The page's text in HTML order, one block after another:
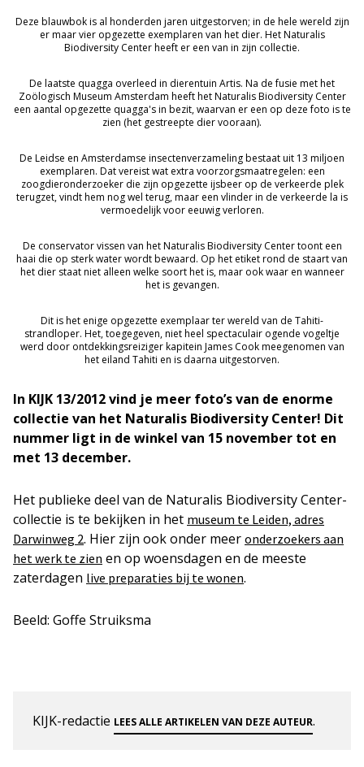
Deze blauwbok is al honderden jaren uitgestorven; in de hele wereld zijn
er maar vier opgezette exemplaren van het dier. Het Naturalis
Biodiversity Center heeft er een van in zijn collectie.
De laatste quagga overleed in dierentuin Artis. Na de fusie met het
Zoölogisch Museum Amsterdam heeft het Naturalis Biodiversity Center
een aantal opgezette quagga's in bezit, waarvan er een op deze foto is te
zien (het gestreepte dier vooraan).
De Leidse en Amsterdamse insectenverzameling bestaat uit 13 miljoen
exemplaren. Dat vereist wat extra voorzorgsmaatregelen: een
zoogdieronderzoeker die zijn opgezette ijsbeer op de verkeerde plek
terugzet, vindt hem nog wel terug, maar een vlinder in de verkeerde la is
vermoedelijk voor eeuwig verloren.
De conservator vissen van het Naturalis Biodiversity Center toont een
haai die op sterk water wordt bewaard. Op het etiket rond de staart van
het dier staat niet alleen welke soort het is, maar ook waar en wanneer
het is gevangen.
Dit is het enige opgezette exemplaar ter wereld van de Tahiti-
strandloper. Het, toegegeven, niet heel spectaculair ogende vogeltje
werd door ontdekkingsreiziger kapitein James Cook meegenomen van
het eiland Tahiti en is daarna uitgestorven.
In KIJK 13/2012 vind je meer foto’s van de enorme
collectie van het Naturalis Biodiversity Center! Dit
nummer ligt in de winkel van 15 november tot en
met 13 december.
Het publieke deel van de Naturalis Biodiversity Center-
collectie is te bekijken in het museum te Leiden, adres
Darwinweg 2. Hier zijn ook onder meer onderzoekers aan
het werk te zien en op woensdagen en de meeste
zaterdagen live preparaties bij te wonen.
Beeld: Goffe Struiksma
KIJK-redactie LEES ALLE ARTIKELEN VAN DEZE AUTEUR.